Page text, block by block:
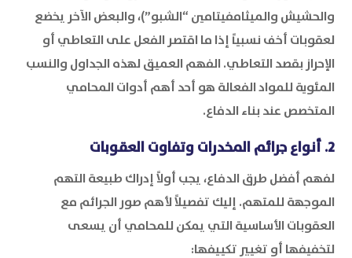
والحشيش والميثامفيتامين “الشبو”)، والبعض الآخر يخضع
لعقوبات أخف نسبياً إذا ما اقتصر الفعل على التعاطي أو
الإحراز بقصد التعاطي. الفهم العميق لهذه الجداول والنسب
المئوية للمواد الفعالة هو أحد أهم أدوات المحامي
المتخصص عند بناء الدفاع.
2. أنواع جرائم المخدرات وتفاوت العقوبات
لفهم أفضل طرق الدفاع، يجب أولاً إدراك طبيعة التهم
الموجهة للمتهم. إليك تفصيلاً لأهم صور الجرائم مع
العقوبات الأساسية التي يمكن للمحامي أن يسعى
لتخفيفها أو تغيير تكييفها: